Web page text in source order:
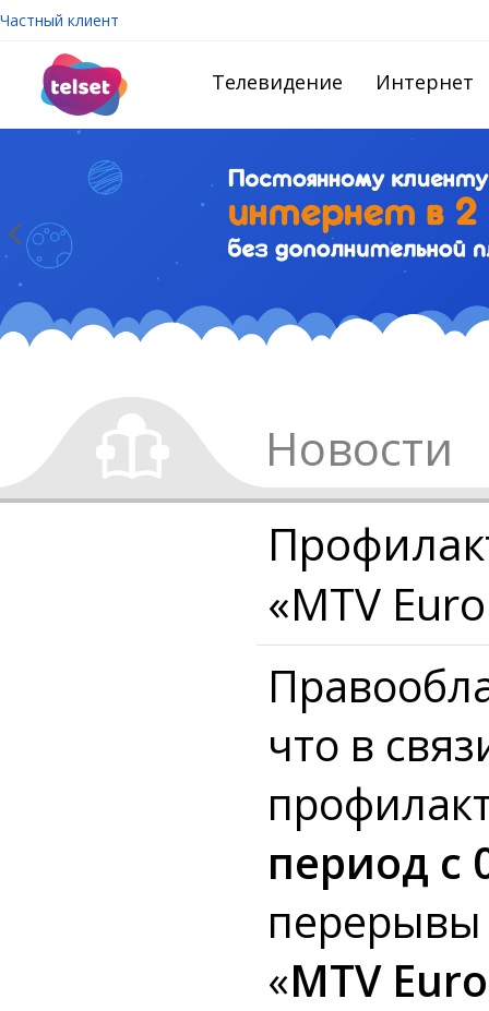
Частный клиент
Телевидение Интернет
Новости
«MTV
что в
период с
перерывы
«MTV